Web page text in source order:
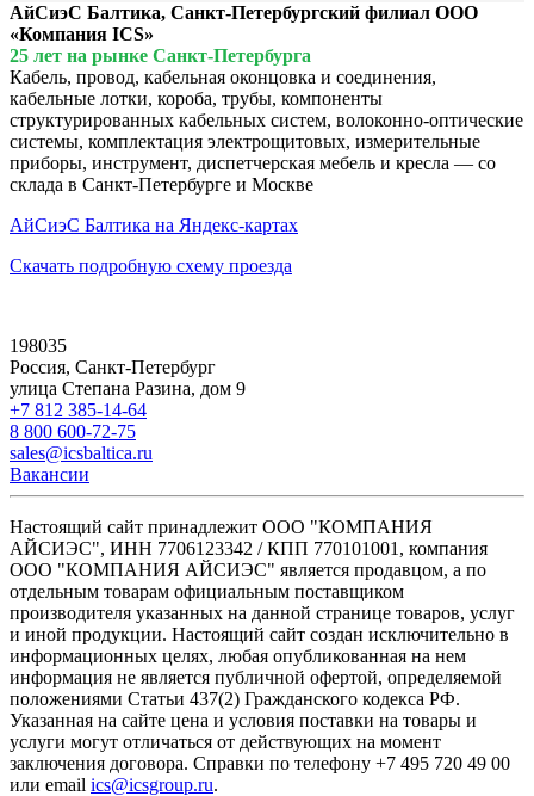
АйСиэС Балтика, Санкт-Петербургский филиал ООО
«Компания ICS»
25 лет на рынке Санкт-Петербурга
Кабель, провод, кабельная оконцовка и соединения,
кабельные лотки, короба, трубы, компоненты
структурированных кабельных систем, волоконно-оптические
системы, комплектация электрощитовых, измерительные
приборы, инструмент, диспетчерская мебель и кресла — со
склада в Санкт-Петербурге и Москве
АйСиэС Балтика на Яндекс-картах
Скачать подробную схему проезда
198035
Россия, Санкт-Петербург
улица Степана Разина, дом 9
+7 812 385-14-64
8 800 600-72-75
sales@icsbaltica.ru
Вакансии
Настоящий сайт принадлежит ООО "КОМПАНИЯ
АЙСИЭС", ИНН 7706123342 / КПП 770101001, компания
ООО "КОМПАНИЯ АЙСИЭС" является продавцом, а по
отдельным товарам официальным поставщиком
производителя указанных на данной странице товаров, услуг
и иной продукции. Настоящий сайт создан исключительно в
информационных целях, любая опубликованная на нем
информация не является публичной офертой, определяемой
положениями Статьи 437(2) Гражданского кодекса РФ.
Указанная на сайте цена и условия поставки на товары и
услуги могут отличаться от действующих на момент
заключения договора. Справки по телефону +7 495 720 49 00
или email ics@icsgroup.ru.